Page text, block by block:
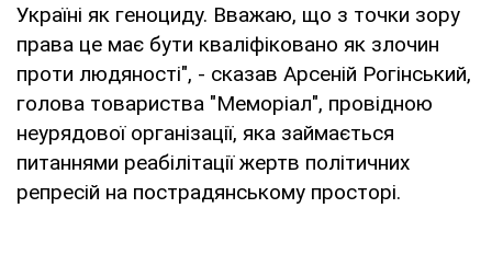
Україні як геноциду. Вважаю, що з точки зору
права це має бути кваліфіковано як злочин
проти людяності", - сказав Арсеній Рогінський,
голова товариства "Меморіал", провідною
неурядової організації, яка займається
питаннями реабілітації жертв політичних
репресій на пострадянському просторі.